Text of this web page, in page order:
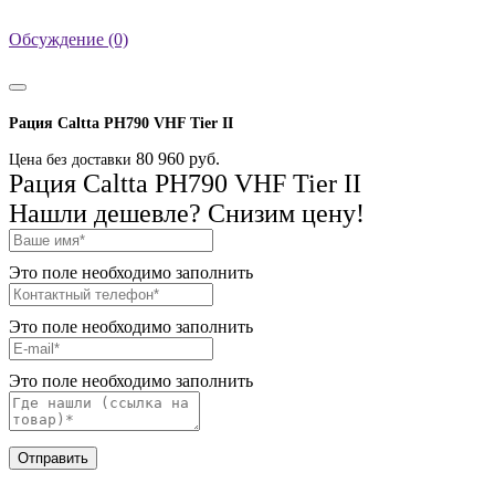
Обсуждение (0)
Рация Caltta PH790 VHF Tier II
Цена без доставки 80 960 руб.
Рация Caltta PH790 VHF Tier II
Нашли дешевле? Снизим цену!
Это поле необходимо заполнить
Это поле необходимо заполнить
Это поле необходимо заполнить
Отправить